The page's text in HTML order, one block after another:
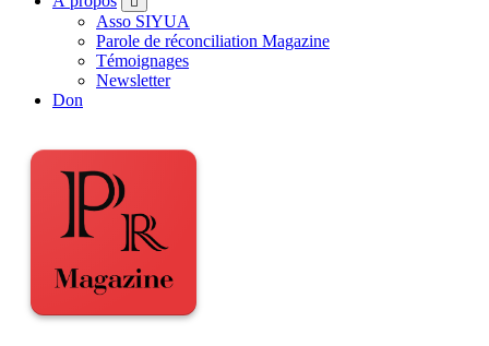
Asso SIYUA
Parole de réconciliation Magazine
Témoignages
Newsletter
Don